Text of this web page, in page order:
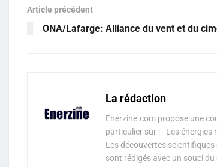
Article précédent
ONA/Lafarge: Alliance du vent et du
La rédaction
Enerzine.com propose une
particulier sur : - Les
Les découvertes
sont rédigés avec un souci